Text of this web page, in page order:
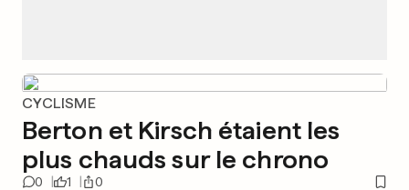
CYCLISME
Berton et Kirsch étaient les
plus chauds sur le chrono
0 1 0